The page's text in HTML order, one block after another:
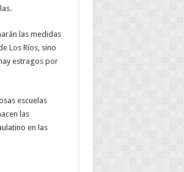
las medidas
Los Ríos, sino
estragos por
escuelas
las
en las